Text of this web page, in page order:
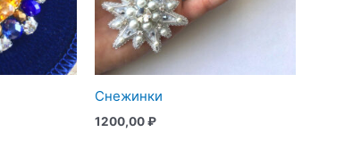
Снежинки
1200,00₽